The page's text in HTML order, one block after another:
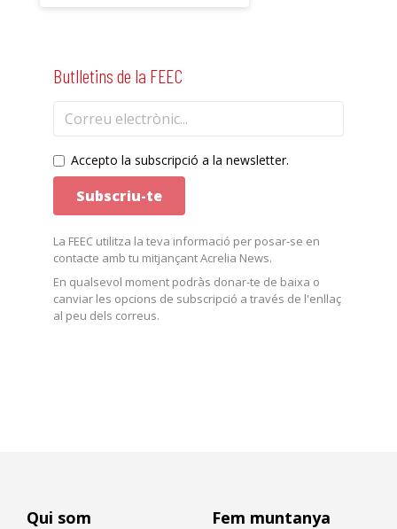
Butlletins de la FEEC
Accepto la subscripció a la newsletter.
La FEEC utilitza la teva informació per posar-se en
contacte amb tu mitjançant Acrelia News.
En qualsevol moment podràs donar-te de baixa o
canviar les opcions de subscripció a través de l'enllaç
al peu dels correus.
Qui som Fem muntanya